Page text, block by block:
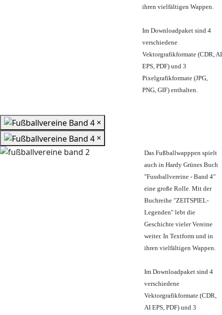
ihren vielfältigen Wappen.
Im Downloadpaket sind 4
verschiedene
Vektorgrafikformate (CDR, AI
EPS, PDF) und 3
Pixelgrafikformate (JPG,
PNG, GIF) enthalten.
×
×
Das Fußballwapppen spielt
auch in Hardy Grünes Buch
"Fussballvereine - Band 4"
eine große Rolle. Mit der
Buchreihe "ZEITSPIEL-
Legenden" lebt die
Geschichte vieler Vereine
weiter. In Textform und in
ihren vielfältigen Wappen.
Im Downloadpaket sind 4
verschiedene
Vektorgrafikformate (CDR,
AI EPS, PDF) und 3